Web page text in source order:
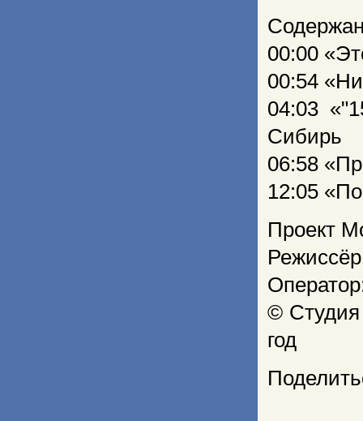
00:00
00:54
04:03
Сибирь
06:58
12:05
Проект
© Студия
год